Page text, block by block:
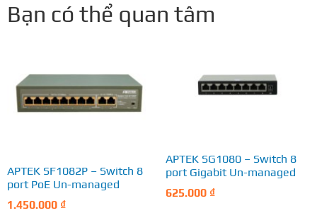
Bạn có thể quan tâm
APTEK SF1082P – Switch 8
port PoE Un-managed
1.450.000 ₫
APTEK SG1080 – Switch 8
port Gigabit Un-managed
625.000 ₫